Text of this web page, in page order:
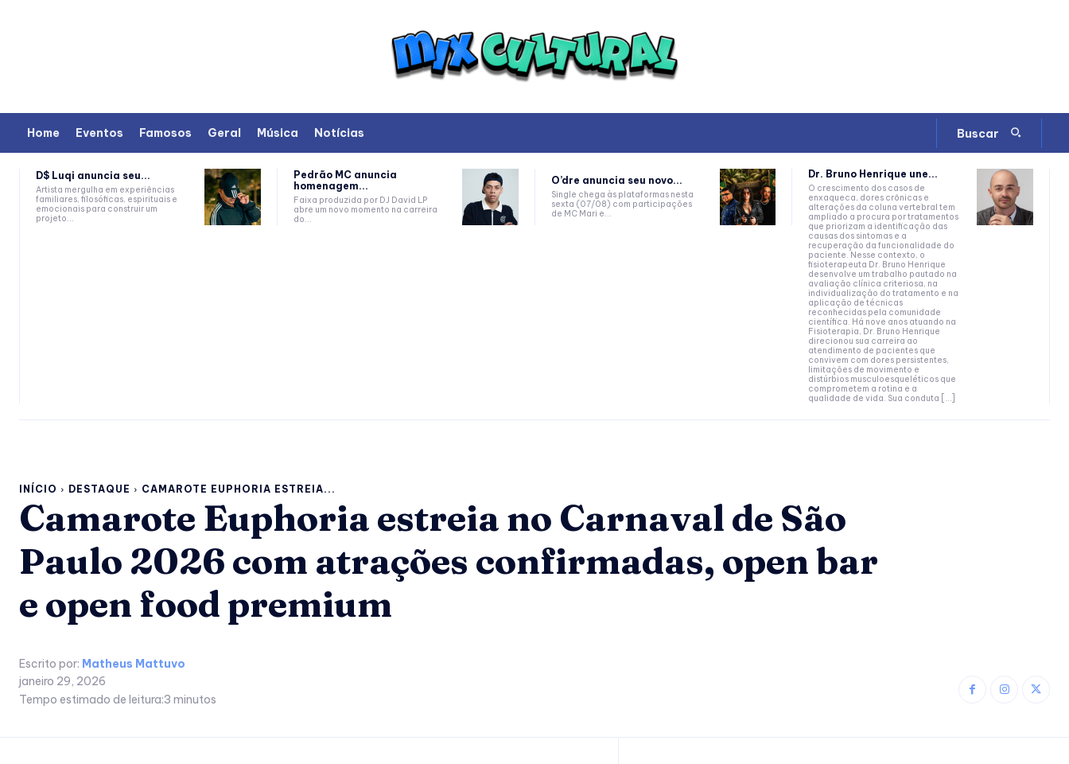
Home Eventos Famosos Geral Música Notícias Buscar
D$ Luqi anuncia seu...
Artista mergulha em experiências
familiares, filosóficas, espirituais e
emocionais para construir um
projeto...
Pedrão MC anuncia
homenagem...
Faixa produzida por DJ David LP
abre um novo momento na carreira
do...
O’dre anuncia seu novo...
Single chega às plataformas nesta
sexta (07/08) com participações
de MC Mari e...
Dr. Bruno Henrique une...
O crescimento dos casos de
enxaqueca, dores crônicas e
alterações da coluna vertebral tem
ampliado a procura por tratamentos
que priorizam a identificação das
causas dos sintomas e a
recuperação da funcionalidade do
paciente. Nesse contexto, o
fisioterapeuta Dr. Bruno Henrique
desenvolve um trabalho pautado na
avaliação clínica criteriosa, na
individualização do tratamento e na
aplicação de técnicas
reconhecidas pela comunidade
científica. Há nove anos atuando na
Fisioterapia, Dr. Bruno Henrique
direcionou sua carreira ao
atendimento de pacientes que
convivem com dores persistentes,
limitações de movimento e
distúrbios musculoesqueléticos que
comprometem a rotina e a
qualidade de vida. Sua conduta […]
INÍCIO DESTAQUE CAMAROTE EUPHORIA ESTREIA...
Camarote Euphoria estreia no Carnaval de São
Paulo 2026 com atrações confirmadas, open bar
e open food premium
Escrito por: Matheus Mattuvo
janeiro 29, 2026
Tempo estimado de leitura:3 minutos